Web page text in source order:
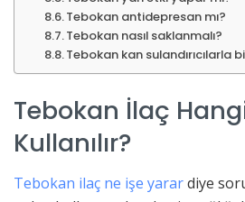
Tebokan antidepresan mı?
Tebokan nasıl saklanmalı?
Tebokan kan sulandırıcılarla
Tebokan İlaç
Kullanılır?
Tebokan ilaç ne işe yarardiye